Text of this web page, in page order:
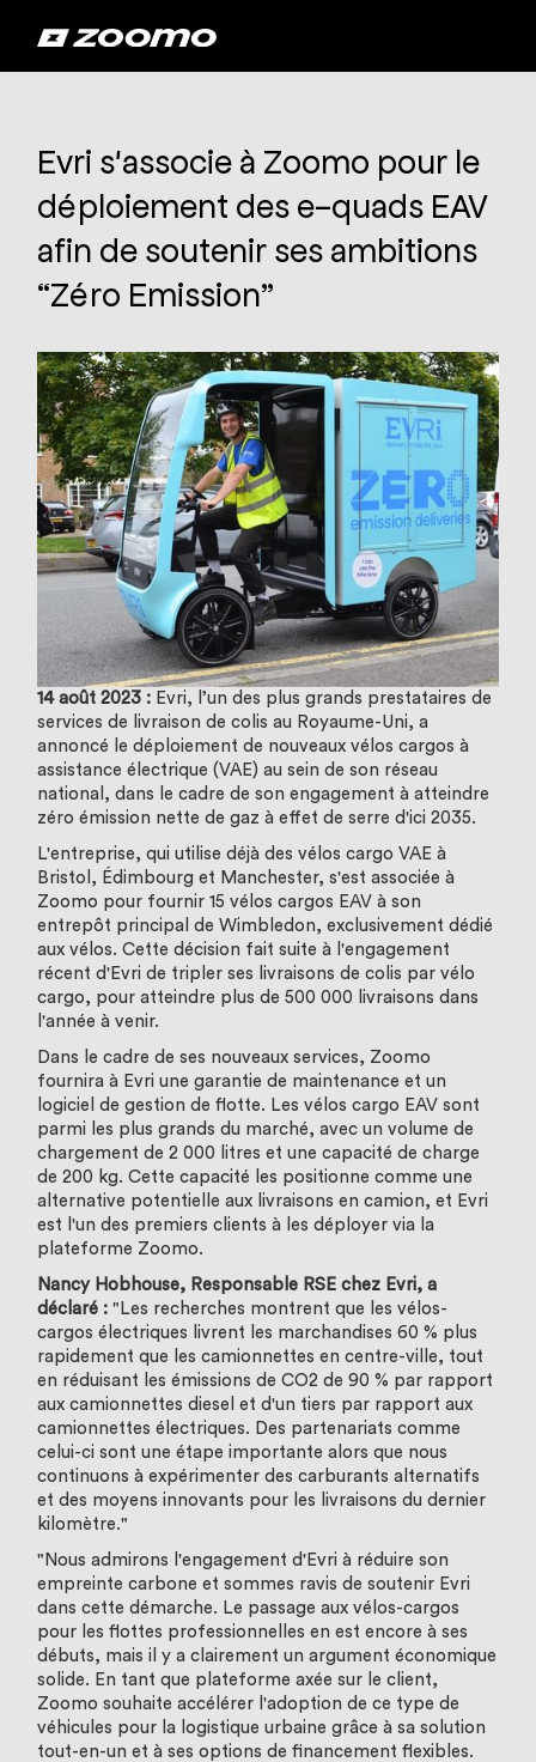
Evri s'associe à Zoomo pour le
déploiement des e-quads EAV
afin de soutenir ses ambitions
“Zéro Emission”
14 août 2023 : Evri, l’un des plus grands prestataires de
services de livraison de colis au Royaume-Uni, a
annoncé le déploiement de nouveaux vélos cargos à
assistance électrique (VAE) au sein de son réseau
national, dans le cadre de son engagement à atteindre
zéro émission nette de gaz à effet de serre d'ici 2035.
L'entreprise, qui utilise déjà des vélos cargo VAE à
Bristol, Édimbourg et Manchester, s'est associée à
Zoomo pour fournir 15 vélos cargos EAV à son
entrepôt principal de Wimbledon, exclusivement dédié
aux vélos. Cette décision fait suite à l'engagement
récent d'Evri de tripler ses livraisons de colis par vélo
cargo, pour atteindre plus de 500 000 livraisons dans
l'année à venir.
Dans le cadre de ses nouveaux services, Zoomo
fournira à Evri une garantie de maintenance et un
logiciel de gestion de flotte. Les vélos cargo EAV sont
parmi les plus grands du marché, avec un volume de
chargement de 2 000 litres et une capacité de charge
de 200 kg. Cette capacité les positionne comme une
alternative potentielle aux livraisons en camion, et Evri
est l'un des premiers clients à les déployer via la
plateforme Zoomo.
Nancy Hobhouse, Responsable RSE chez Evri, a
déclaré : "Les recherches montrent que les vélos-
cargos électriques livrent les marchandises 60 % plus
rapidement que les camionnettes en centre-ville, tout
en réduisant les émissions de CO2 de 90 % par rapport
aux camionnettes diesel et d'un tiers par rapport aux
camionnettes électriques. Des partenariats comme
celui-ci sont une étape importante alors que nous
continuons à expérimenter des carburants alternatifs
et des moyens innovants pour les livraisons du dernier
kilomètre."
"Nous admirons l'engagement d'Evri à réduire son
empreinte carbone et sommes ravis de soutenir Evri
dans cette démarche. Le passage aux vélos-cargos
pour les flottes professionnelles en est encore à ses
débuts, mais il y a clairement un argument économique
solide. En tant que plateforme axée sur le client,
Zoomo souhaite accélérer l'adoption de ce type de
véhicules pour la logistique urbaine grâce à sa solution
tout-en-un et à ses options de financement flexibles.